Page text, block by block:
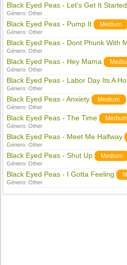
Black Eyed Peas - Let's Get It Started
Género:Other
Black Eyed Peas - Pump It Medium
Género:Other
Black Eyed Peas - Dont Phunk With
Género:Other
Black Eyed Peas - Hey Mama
Género:Other
Black Eyed Peas - Labor Day Its A
Género:Other
Black Eyed Peas - Anxiety Medium
Género:Other
Black Eyed Peas - The Time Medium
Género:Other
Black Eyed Peas - Meet Me Halfway
Género:Other
Black Eyed Peas - Shut Up Medium
Género:Other
Black Eyed Peas - I Gotta Feeling
Género:Other